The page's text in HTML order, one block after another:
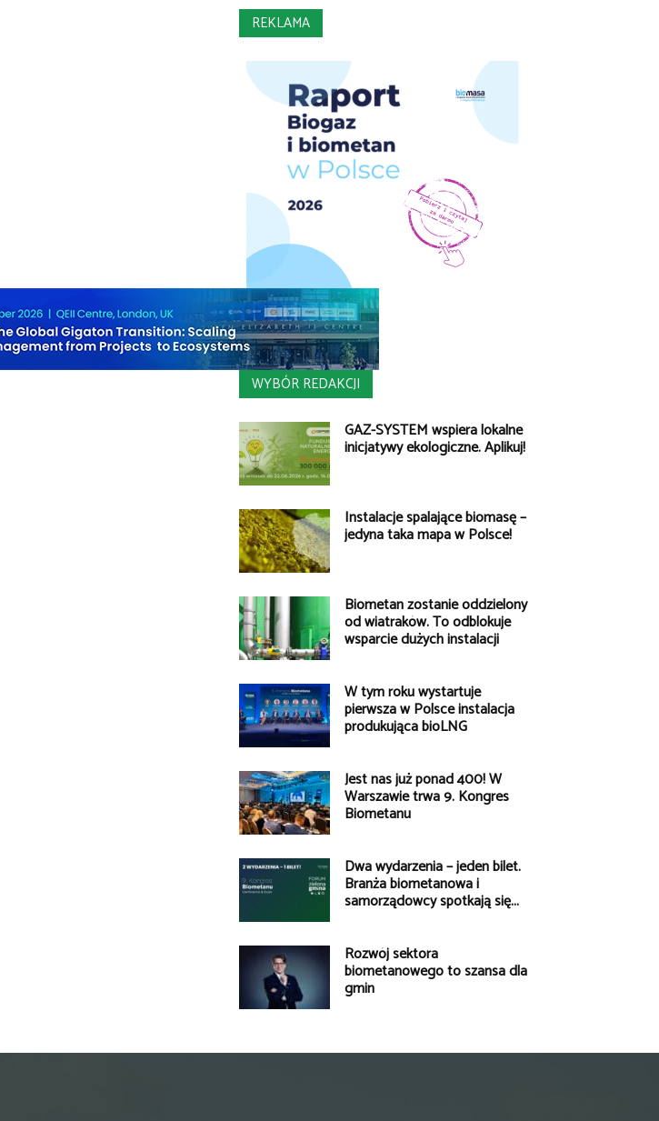
REKLAMA
WYBÓR REDAKCJI
GAZ-SYSTEM wspiera lokalne
inicjatywy ekologiczne. Aplikuj!
Instalacje spalające biomasę –
jedyna taka mapa w Polsce!
Biometan zostanie oddzielony
od wiatraków. To odblokuje
wsparcie dużych instalacji
W tym roku wystartuje
pierwsza w Polsce instalacja
produkująca bioLNG
Jest nas już ponad 400! W
Warszawie trwa 9. Kongres
Biometanu
Dwa wydarzenia – jeden bilet.
Branża biometanowa i
samorządowcy spotkają się...
Rozwój sektora
biometanowego to szansa dla
gmin